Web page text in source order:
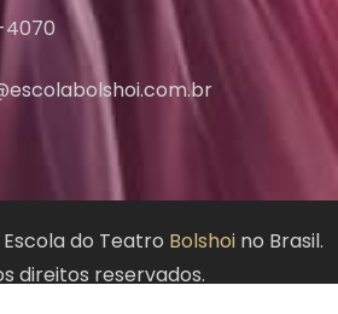
4070
do Teatro Bolshoi no Brasil.
direitos reservados.